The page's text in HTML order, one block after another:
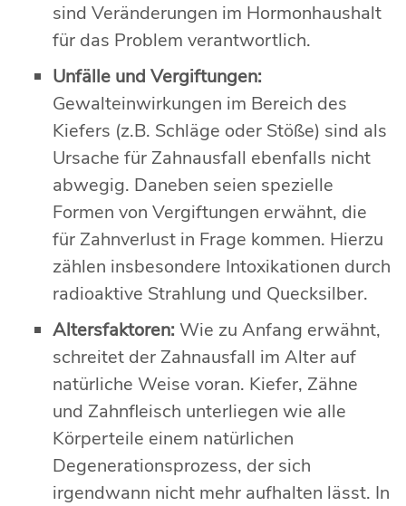
sind Veränderungen im Hormonhaushalt
für das Problem verantwortlich.
Unfälle und Vergiftungen:
Gewalteinwirkungen im Bereich des
Kiefers (z.B. Schläge oder Stöße) sind als
Ursache für Zahnausfall ebenfalls nicht
abwegig. Daneben seien spezielle
Formen von Vergiftungen erwähnt, die
für Zahnverlust in Frage kommen. Hierzu
zählen insbesondere Intoxikationen durch
radioaktive Strahlung und Quecksilber.
Altersfaktoren: Wie zu Anfang erwähnt,
schreitet der Zahnausfall im Alter auf
natürliche Weise voran. Kiefer, Zähne
und Zahnfleisch unterliegen wie alle
Körperteile einem natürlichen
Degenerationsprozess, der sich
irgendwann nicht mehr aufhalten lässt. In